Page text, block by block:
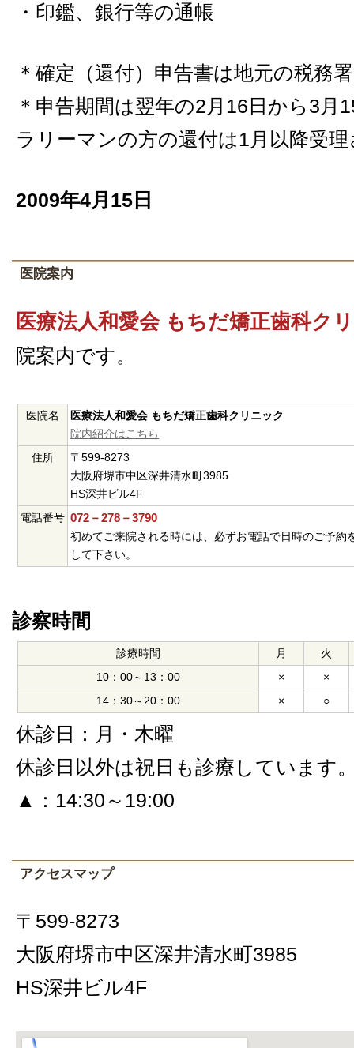
・印鑑、銀行等の通帳
＊確定（還付）申告書は地元の税務
＊申告期間は翌年の2月16日から3月
ラリーマンの方の還付は1月以降受
2009年4月15日
医院案内
医療法人和愛会 もちだ矯正歯科ク
院案内です。
医院名
医療法人和愛会 もちだ矯正歯科クリニック
院内紹介はこちら
住所
〒599-8273
大阪府堺市中区深井清水町3985
HS深井ビル4F
電話番号 072－278－3790
初めてご来院される時には、必ずお電話で日時のご予約
して下さい。
診察時間
診療時間 月
火
10：00～13：00
×
×
14：30～20：00
× ○
休診日：月・木曜
休診日以外は祝日も診療しています
▲：14:30～19:00
アクセスマップ
〒599-8273
大阪府堺市中区深井清水町3985
HS深井ビル4F